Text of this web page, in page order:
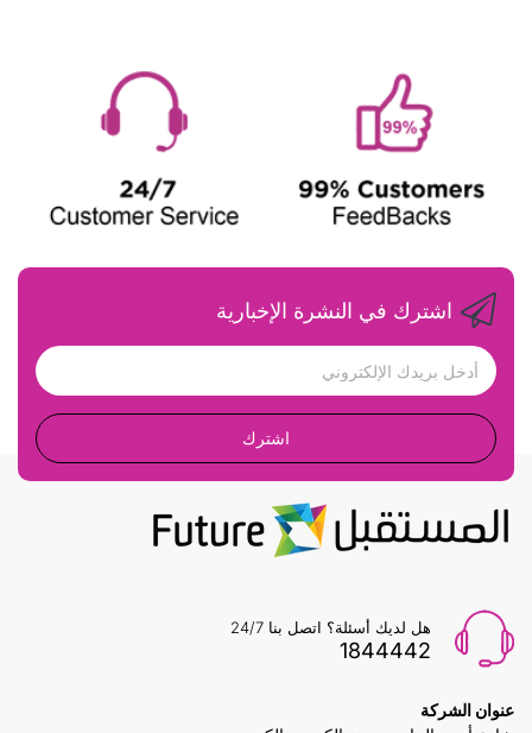
اشترك في النشرة الإخبارية
اشترك
هل لديك أسئلة؟ اتصل بنا 24/7
1844442
عنوان الشركة